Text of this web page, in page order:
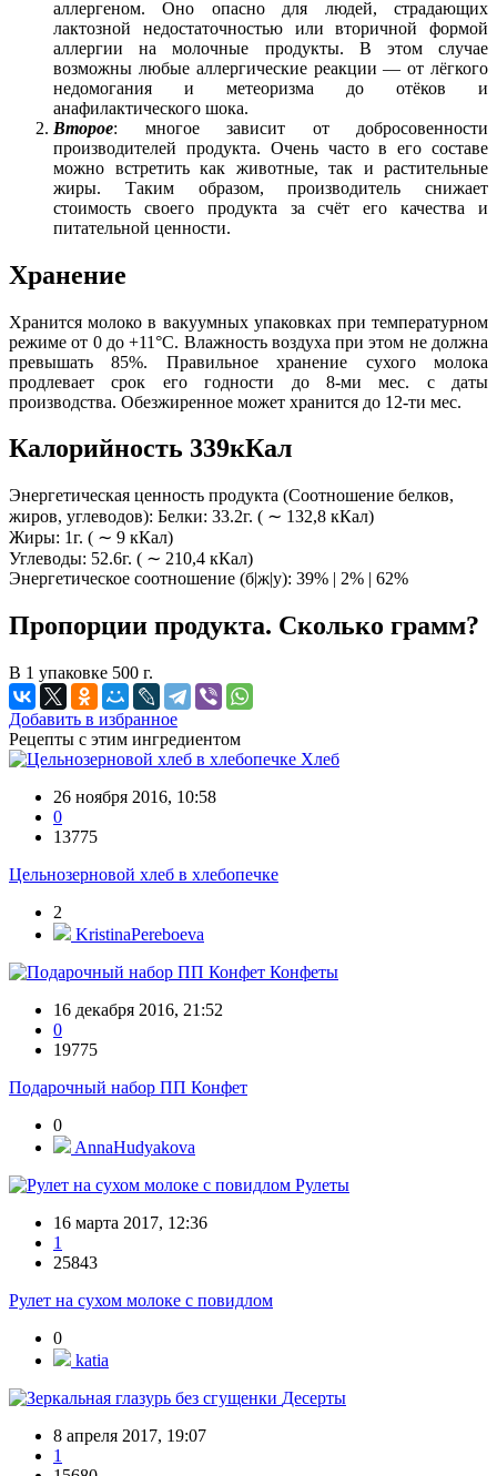
аллергеном. Оно опасно для людей, страдающих
лактозной недостаточностью или вторичной формой
аллергии на молочные продукты. В этом случае
возможны любые аллергические реакции — от лёгкого
недомогания и метеоризма до отёков и
анафилактического шока.
Второе: многое зависит от добросовенности
производителей продукта. Очень часто в его составе
можно встретить как животные, так и растительные
жиры. Таким образом, производитель снижает
стоимость своего продукта за счёт его качества и
питательной ценности.
Хранение
Хранится молоко в вакуумных упаковках при температурном
режиме от 0 до +11°C. Влажность воздуха при этом не должна
превышать 85%. Правильное хранение сухого молока
продлевает срок его годности до 8-ми мес. с даты
производства. Обезжиренное может хранится до 12-ти мес.
Калорийность 339кКал
Энергетическая ценность продукта (Соотношение белков,
жиров, углеводов): Белки: 33.2г. ( ∼ 132,8 кКал)
Жиры: 1г. ( ∼ 9 кКал)
Углеводы: 52.6г. ( ∼ 210,4 кКал)
Энергетическое соотношение (б|ж|у): 39% | 2% | 62%
Пропорции продукта. Сколько грамм?
В 1 упаковке 500 г.
Добавить в избранное
Рецепты с этим ингредиентом
Хлеб
26 ноября 2016, 10:58
0
13775
Цельнозерновой хлеб в хлебопечке
2
KristinaPereboeva
Конфеты
16 декабря 2016, 21:52
0
19775
Подарочный набор ПП Конфет
0
AnnaHudyakova
Рулеты
16 марта 2017, 12:36
1
25843
Рулет на сухом молоке с повидлом
0
katia
Десерты
8 апреля 2017, 19:07
1